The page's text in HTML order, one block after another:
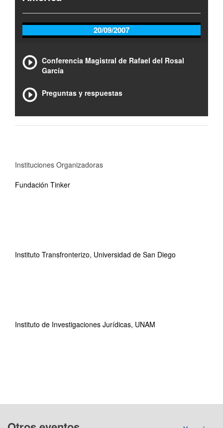
20/09/2007
Conferencia Magistral de Rafael del Rosal
García
Preguntas y respuestas
Instituciones Organizadoras
Fundación Tinker
Instituto Transfronterizo, Universidad de San Diego
Instituto de Investigaciones Jurídicas, UNAM